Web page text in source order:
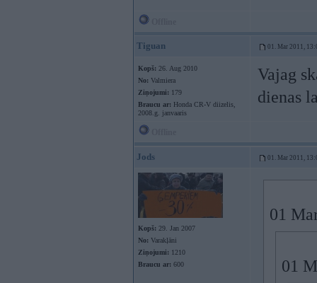
Tiguan 01. Mar 2011,
Kopš: 26. Aug 2010
No: Valmiera
Ziņojumi: 179
Braucu ar: Honda CR-V diizelis,
2008.g. janvaaris
Vajag
dienas
Jods 01. Mar 2011,
Kopš: 29. Jan 2007
No: Varakļāni
Ziņojumi: 1210
Braucu ar: 600
01
01